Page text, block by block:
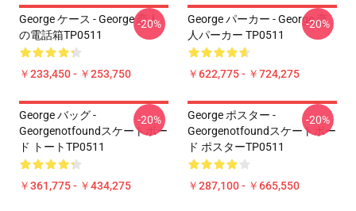
George ケース - George 恋人
の電話箱TP0511
￥233,450 - ￥253,750
-20%
George パーカー - George 恋
人パーカー TP0511
￥622,775 - ￥724,275
-20%
George バッグ -
Georgenotfoundスケートボー
ド トートTP0511
￥361,775 - ￥434,275
-20%
George ポスター -
Georgenotfoundスケートボー
ド ポスターTP0511
￥287,100 - ￥665,550
-20%